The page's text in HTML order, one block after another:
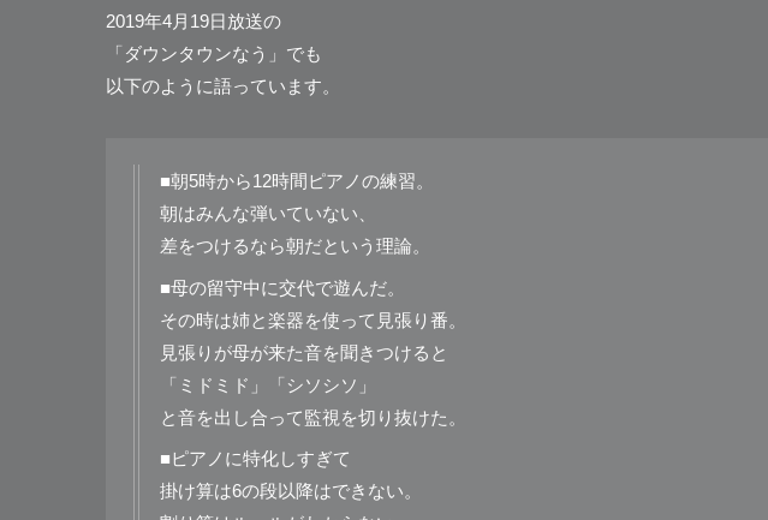
2019年4月19日放送の
「ダウンタウンなう」でも
以下のように語っています。
■朝5時から12時間ピアノの練習。
朝はみんな弾いていない、
差をつけるなら朝だという理論。
■母の留守中に交代で遊んだ。
その時は姉と楽器を使って見張り番。
見張りが母が来た音を聞きつけると
「ミドミド」「シソシソ」
と音を出し合って監視を切り抜けた。
■ピアノに特化しすぎて
掛け算は6の段以降はできない。